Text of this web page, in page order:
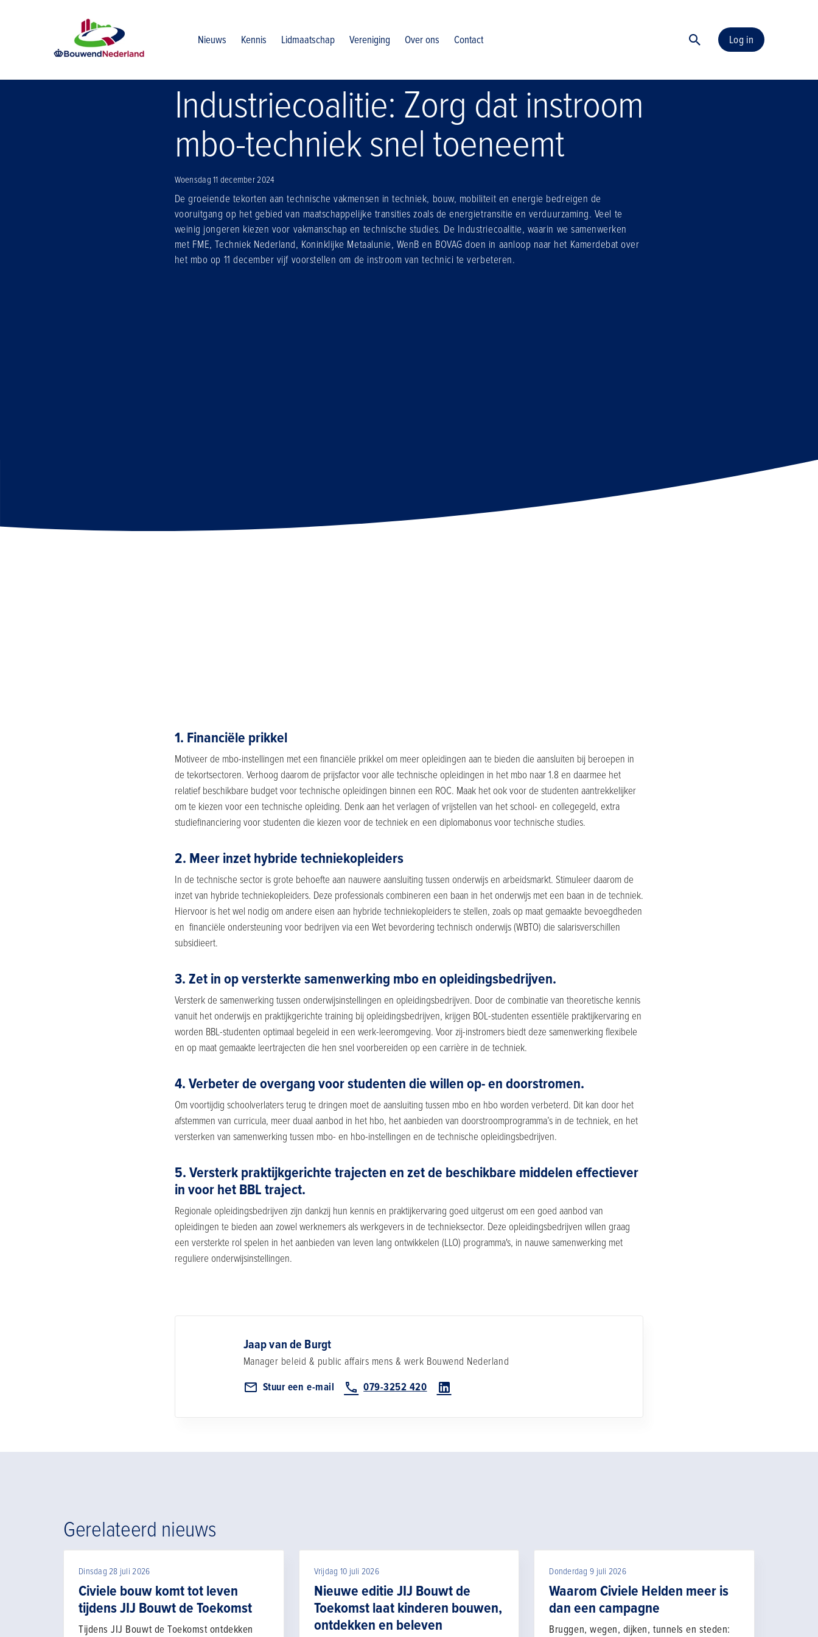
Nieuws Kennis Lidmaatschap Vereniging Over ons Contact Log in
Nieuws
Industriecoalitie: Zorg dat instroom
mbo-techniek snel toeneemt
Woensdag 11 december 2024
De groeiende tekorten aan technische vakmensen in techniek, bouw, mobiliteit en energie bedreigen de
vooruitgang op het gebied van maatschappelijke transities zoals de energietransitie en verduurzaming. Veel te
weinig jongeren kiezen voor vakmanschap en technische studies. De Industriecoalitie, waarin we samenwerken
met FME, Techniek Nederland, Koninklijke Metaalunie, WenB en BOVAG doen in aanloop naar het Kamerdebat over
het mbo op 11 december vijf voorstellen om de instroom van technici te verbeteren.
1. Financiële prikkel
Motiveer de mbo-instellingen met een financiële prikkel om meer opleidingen aan te bieden die aansluiten bij beroepen in
de tekortsectoren. Verhoog daarom de prijsfactor voor alle technische opleidingen in het mbo naar 1.8 en daarmee het
relatief beschikbare budget voor technische opleidingen binnen een ROC. Maak het ook voor de studenten aantrekkelijker
om te kiezen voor een technische opleiding. Denk aan het verlagen of vrijstellen van het school- en collegegeld, extra
studiefinanciering voor studenten die kiezen voor de techniek en een diplomabonus voor technische studies.
2. Meer inzet hybride techniekopleiders
In de technische sector is grote behoefte aan nauwere aansluiting tussen onderwijs en arbeidsmarkt. Stimuleer daarom de
inzet van hybride techniekopleiders. Deze professionals combineren een baan in het onderwijs met een baan in de techniek.
Hiervoor is het wel nodig om andere eisen aan hybride techniekopleiders te stellen, zoals op maat gemaakte bevoegdheden
en financiële ondersteuning voor bedrijven via een Wet bevordering technisch onderwijs (WBTO) die salarisverschillen
subsidieert.
3. Zet in op versterkte samenwerking mbo en opleidingsbedrijven.
Versterk de samenwerking tussen onderwijsinstellingen en opleidingsbedrijven. Door de combinatie van theoretische kennis
vanuit het onderwijs en praktijkgerichte training bij opleidingsbedrijven, krijgen BOL-studenten essentiële praktijkervaring en
worden BBL-studenten optimaal begeleid in een werk-leeromgeving. Voor zij-instromers biedt deze samenwerking flexibele
en op maat gemaakte leertrajecten die hen snel voorbereiden op een carrière in de techniek.
4. Verbeter de overgang voor studenten die willen op- en doorstromen.
Om voortijdig schoolverlaters terug te dringen moet de aansluiting tussen mbo en hbo worden verbeterd. Dit kan door het
afstemmen van curricula, meer duaal aanbod in het hbo, het aanbieden van doorstroomprogramma’s in de techniek, en het
versterken van samenwerking tussen mbo- en hbo-instellingen en de technische opleidingsbedrijven.
5. Versterk praktijkgerichte trajecten en zet de beschikbare middelen effectiever
in voor het BBL traject.
Regionale opleidingsbedrijven zijn dankzij hun kennis en praktijkervaring goed uitgerust om een goed aanbod van
opleidingen te bieden aan zowel werknemers als werkgevers in de technieksector. Deze opleidingsbedrijven willen graag
een versterkte rol spelen in het aanbieden van leven lang ontwikkelen (LLO) programma's, in nauwe samenwerking met
reguliere onderwijsinstellingen.
Jaap van de Burgt
Manager beleid & public affairs mens & werk Bouwend Nederland
Stuur een e-mail
079-3252 420
Gerelateerd nieuws
Dinsdag 28 juli 2026
Civiele bouw komt tot leven
tijdens JIJ Bouwt de Toekomst
Tijdens JIJ Bouwt de Toekomst ontdekken
Vrijdag 10 juli 2026
Nieuwe editie JIJ Bouwt de
Toekomst laat kinderen bouwen,
ontdekken en beleven
Donderdag 9 juli 2026
Waarom Civiele Helden meer is
dan een campagne
Bruggen, wegen, dijken, tunnels en steden: